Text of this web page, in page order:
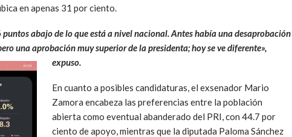
en apenas 31 por ciento.
puntos abajo de lo que está a nivel nacional. Antes había una desaprobación
una aprobación muy superior de la presidenta; hoy se ve diferente»,
expuso.
En cuanto a posibles candidaturas, el exsenador Mario
Zamora encabeza las preferencias entre la población
abierta como eventual abanderado del PRI, con 44.7 por
ciento de apoyo, mientras que la diputada Paloma Sánchez